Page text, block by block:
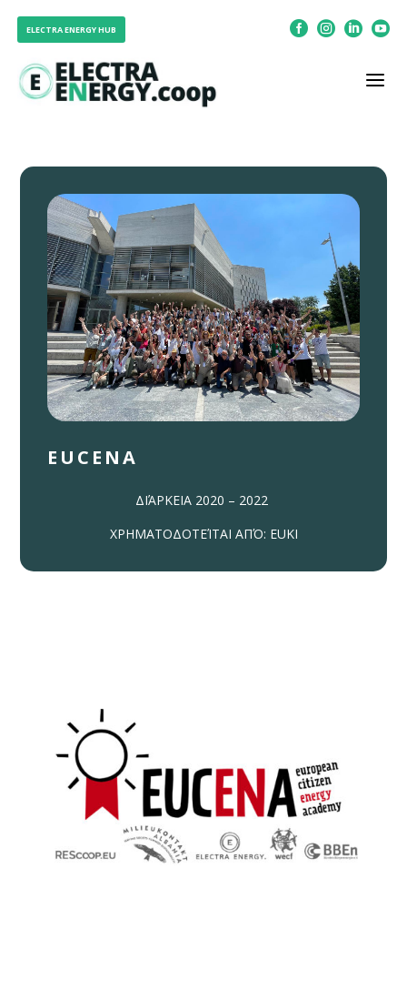
ELECTRA ENERGY HUB    
a
EUCENA
ΔΙΆΡΚΕΙΑ 2020 – 2022
ΧΡΗΜΑΤΟΔΟΤΕΊΤΑΙ ΑΠΌ: EUKI